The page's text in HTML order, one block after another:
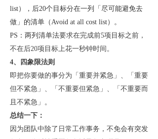
list），后20个目标分在一列「尽可能避免去
做」的清单（Avoid at all cost list）。
PS：两列清单法要求在完成前5项目标之前，
不在后20项目标上花一秒钟时间。
4、四象限法则
即把你要做的事分为「重要并紧急」、「重要
但不紧急」、「不重要但紧急」、「不重要而
且不紧急」。
总结一下：
因为团队中除了日常工作事务，不免会有突发